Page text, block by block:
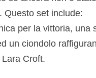
Questo set include:
per la vittoria, una
un ciondolo
Croft.